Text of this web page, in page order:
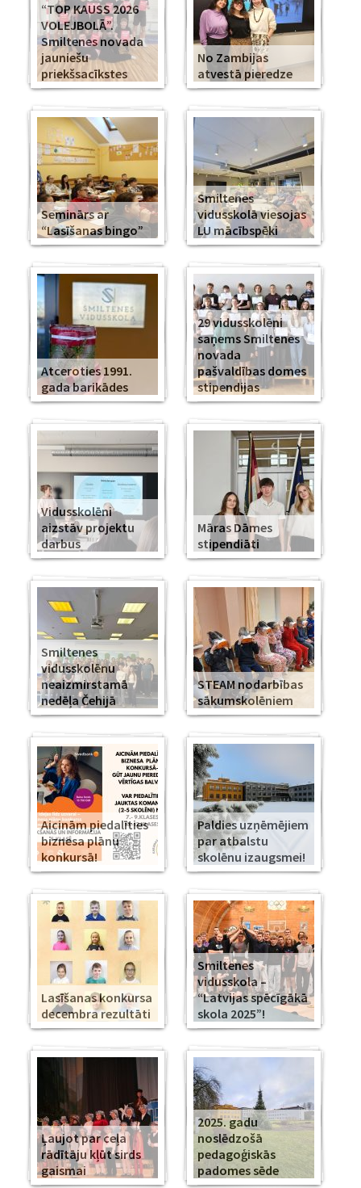
“TOP KAUSS 2026
VOLEJBOLĀ”.
Smiltenes novada
jauniešu
priekšsacīkstes
No Zambijas
atvestā pieredze
Seminārs ar
“Lasīšanas bingo”
Smiltenes
vidusskolā viesojas
LU mācībspēki
Atceroties 1991.
gada barikādes
29 vidusskolēni
saņems Smiltenes
novada
pašvaldības domes
stipendijas
Vidusskolēni
aizstāv projektu
darbus
Māras Dāmes
stipendiāti
Smiltenes
vidusskolēnu
neaizmirstamā
nedēļa Čehijā
STEAM nodarbības
sākumskolēniem
Aicinām piedalīties
biznesa plānu
konkursā!
Paldies uzņēmējiem
par atbalstu
skolēnu izaugsmei!
Lasīšanas konkursa
decembra rezultāti
Smiltenes
vidusskola –
“Latvijas spēcīgākā
skola 2025”!
Ļaujot par ceļa
rādītāju kļūt sirds
gaismai
2025. gadu
noslēdzošā
pedagoģiskās
padomes sēde